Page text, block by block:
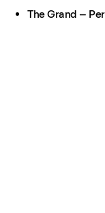
The Grand –